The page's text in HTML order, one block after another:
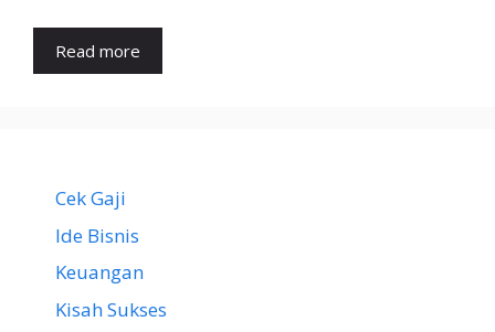
Read more
Cek Gaji
Ide Bisnis
Keuangan
Kisah Sukses